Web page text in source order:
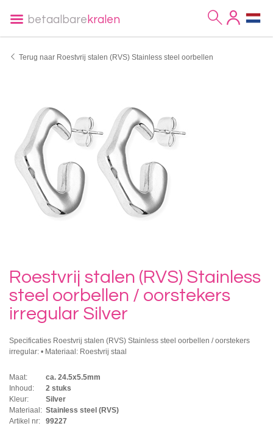
betaalbare kralen
Terug naar Roestvrij stalen (RVS) Stainless steel oorbellen
Roestvrij stalen (RVS) Stainless
steel oorbellen / oorstekers
irregular Silver
Specificaties Roestvrij stalen (RVS) Stainless steel oorbellen / oorstekers
irregular: • Materiaal: Roestvrij staal
Maat:
ca. 24.5x5.5mm
Inhoud:
2 stuks
Kleur:
Silver
Materiaal: Stainless steel (RVS)
Artikel nr:
99227